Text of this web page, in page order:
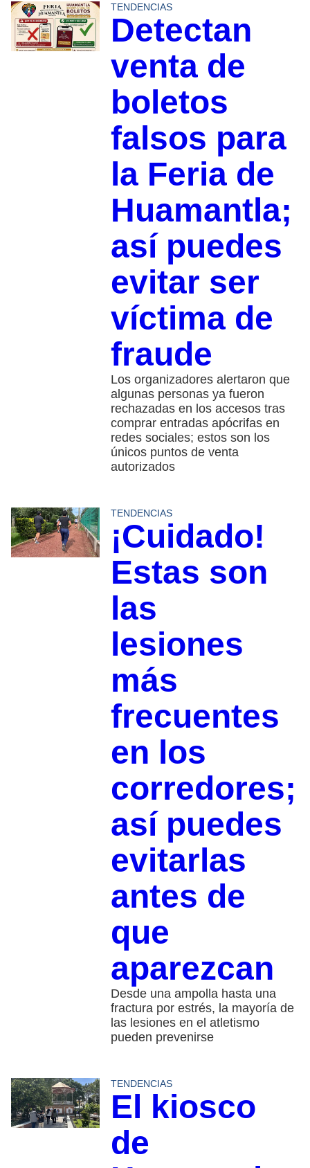
TENDENCIAS
Detectan
venta de
boletos
falsos para
la Feria de
Huamantla;
así puedes
evitar ser
víctima de
fraude
Los organizadores alertaron que
algunas personas ya fueron
rechazadas en los accesos tras
comprar entradas apócrifas en
redes sociales; estos son los
únicos puntos de venta
autorizados
TENDENCIAS
¡Cuidado!
Estas son
las
lesiones
más
frecuentes
en los
corredores;
así puedes
evitarlas
antes de
que
aparezcan
Desde una ampolla hasta una
fractura por estrés, la mayoría de
las lesiones en el atletismo
pueden prevenirse
TENDENCIAS
El kiosco
de